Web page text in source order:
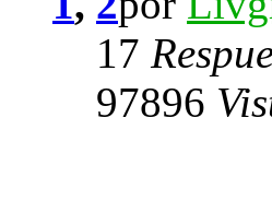
17
97896